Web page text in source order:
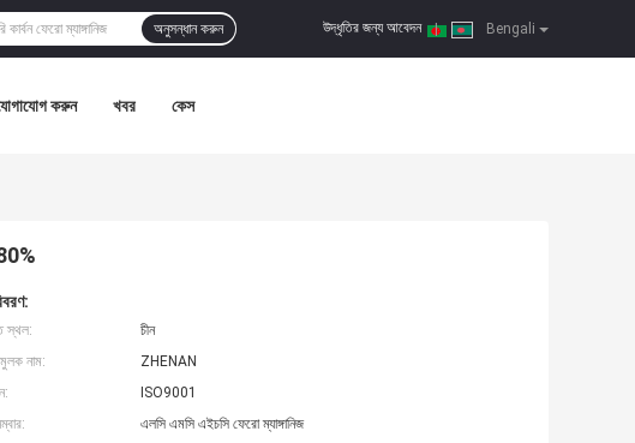
Bengali
উদ্ধৃতির জন্য আবেদন |
অনুসন্ধান করুন
করুন খবর কেস
স্থল:
চীন
নাম:
ZHENAN
ISO9001
এলসি এমসি এইচসি ফেরো ম্যাঙ্গানিজ